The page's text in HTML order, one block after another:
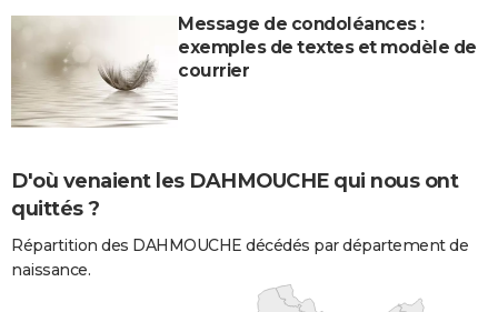
Message de condoléances :
exemples de textes et modèle de
courrier
D'où venaient les DAHMOUCHE qui nous ont
quittés ?
Répartition des DAHMOUCHE décédés par département de
naissance.